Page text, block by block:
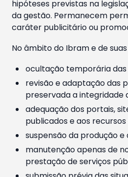
hipóteses previstas na
da gestão. Permanecem
caráter publicitário ou
No âmbito do Ibram e de
ocultação temporária
revisão e adaptação das
preservada a integridade
adequação dos portais,
publicados e aos
suspensão da produção
manutenção apenas de
prestação de serviços